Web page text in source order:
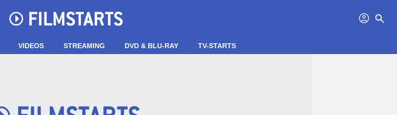
profil search
VIDEOS STREAMING DVD & BLU-RAY TV-STARTS